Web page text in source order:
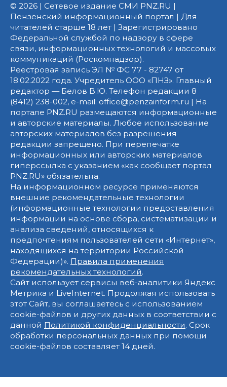
© 2026 | Сетевое издание СМИ PNZ.RU |
Пензенский информационный портал | Для
читателей старше 18 лет | Зарегистрировано
Федеральной службой по надзору в сфере
связи, информационных технологий и массовых
коммуникаций (Роскомнадзор).
Реестровая запись ЭЛ № ФС 77 - 82747 от
18.02.2022 года. Учредитель ООО «ПНЗ». Главный
редактор — Белов В.Ю. Телефон редакции 8
(8412) 238-002, e-mail: office@penzainform.ru | На
портале PNZ.RU размещаются информационные
и авторские материалы. Любое использование
авторских материалов без разрешения
редакции запрещено. При перепечатке
информационных или авторских материалов
гиперссылка с указанием «как сообщает портал
PNZ.RU» обязательна.
На информационном ресурсе применяются
внешние рекомендательные технологии
(информационные технологии предоставления
информации на основе сбора, систематизации и
анализа сведений, относящихся к
предпочтениям пользователей сети «Интернет»,
находящихся на территории Российской
Федерации)». Правила применения
рекомендательных технологий.
Сайт использует сервисы веб-аналитики Яндекс
Метрика и LiveInternet. Продолжая использовать
этот Сайт, вы соглашаетесь с использованием
cookie-файлов и других данных в соответствии с
данной Политикой конфиденциальности. Срок
обработки персональных данных при помощи
cookie-файлов составляет 14 дней.